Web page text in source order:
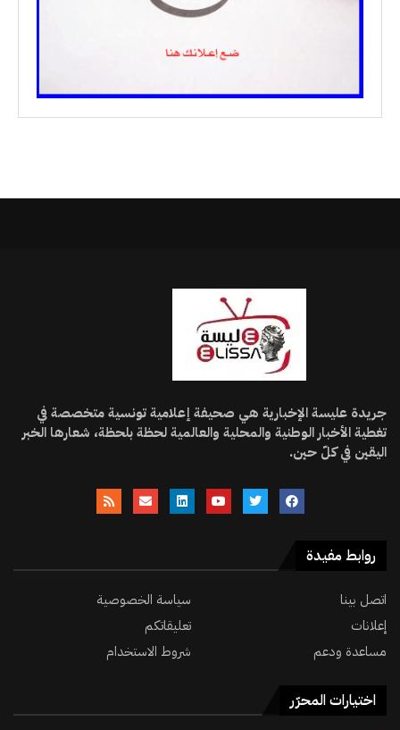
جريدة عليسة الإخبارية هي صحيفة إعلامية تونسية متخصصة في
تغطية الأخبار الوطنية والمحلية والعالمية لحظة بلحظة، شعارها الخبر
اليقين في كلّ حين.
روابط مفيدة
اتصل بينا
سياسة الخصوصية
إعلانات
تعليقاتكم
مساعدة ودعم
شروط الاستخدام
اختيارات المحرّر